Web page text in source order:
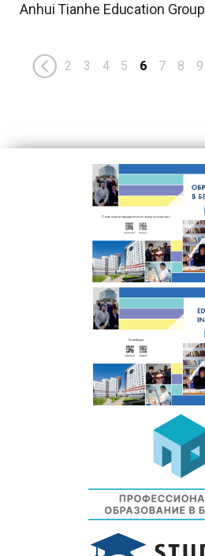
Anhui Tianhe Education Group
2 3 4 5 6 7 8 9